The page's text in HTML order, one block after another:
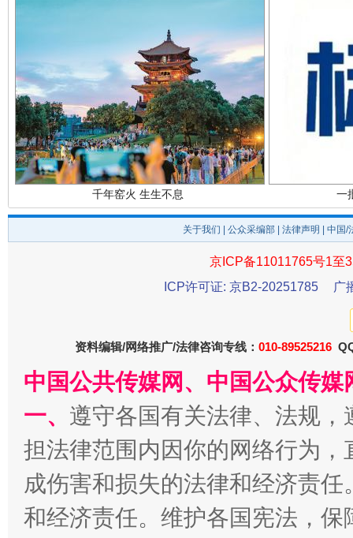
千年窑火 生生不息 一
揭开“小金库”的免责幌子
关于我们 公众采编部 法律声明 | 中国
京ICP备11011765号1至
ICP许可证: 京B2-20251785
广
资料编辑/网络推广/法律咨询专线： 010-89525216
中国公共传媒网、中国公众传
一、 遵守各国有关法律、法规
担法律范围内因你的网络行为
成伤害和损失的法律和经济责
和经济责任。维护各国宪法，